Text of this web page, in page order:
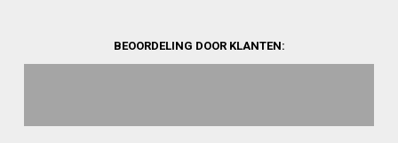
BEOORDELING DOOR KLANTEN: